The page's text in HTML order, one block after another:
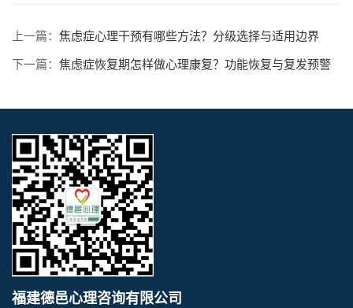
上一篇： 焦虑症心理干预有哪些方法？分级选择与适用边界
下一篇： 焦虑症恢复期怎样做心理康复？功能恢复与复发预警
福建德邑心理咨询有限公司